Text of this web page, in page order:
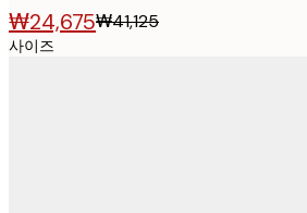
₩24,675₩41,125
사이즈